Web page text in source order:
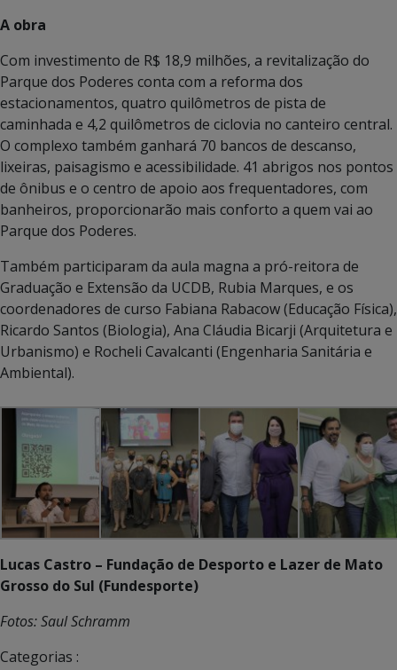
A obra
Com investimento de R$ 18,9 milhões, a revitalização do
Parque dos Poderes conta com a reforma dos
estacionamentos, quatro quilômetros de pista de
caminhada e 4,2 quilômetros de ciclovia no canteiro central.
O complexo também ganhará 70 bancos de descanso,
lixeiras, paisagismo e acessibilidade. 41 abrigos nos pontos
de ônibus e o centro de apoio aos frequentadores, com
banheiros, proporcionarão mais conforto a quem vai ao
Parque dos Poderes.
Também participaram da aula magna a pró-reitora de
Graduação e Extensão da UCDB, Rubia Marques, e os
coordenadores de curso Fabiana Rabacow (Educação Física),
Ricardo Santos (Biologia), Ana Cláudia Bicarji (Arquitetura e
Urbanismo) e Rocheli Cavalcanti (Engenharia Sanitária e
Ambiental).
Lucas Castro – Fundação de Desporto e Lazer de Mato
Grosso do Sul (Fundesporte)
Fotos: Saul Schramm
Categorias :